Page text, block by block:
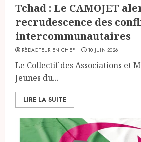
Tchad : Le CAMOJET
recrudescence des
intercommunautaires
RÉDACTEUR EN CHEF 10 JUIN 2026
Le Collectif des Associations et
Jeunes du...
LIRE LA SUITE